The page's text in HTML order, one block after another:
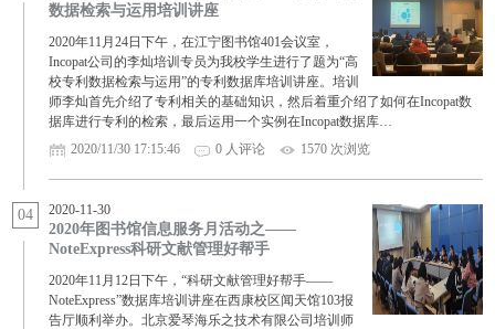
数据检索与运用培训讲座
2020年11月24日下午，在江宁图书馆401会议室，
Incopat公司的李灿培训专员为我校学生进行了题为“高
校专利数据检索与运用”的专利数据库培训讲座。培训
师李灿首先介绍了专利相关的基础知识，然后着重介绍了如何在Incopat数
据库进行专利的检索，最后运用一个实例在Incopat数据库…
2020/11/30 17:15:46
0 人评论 1570 次浏览
04 2020-11-30
2020年图书馆信息服务月活动之——
NoteExpress科研文献管理好帮手
2020年11月12日下午，“科研文献管理好帮手——
NoteExpress”数据库培训讲座在西康校区闻天馆103报
告厅顺利举办。北京爱琴海乐之技术有限公司培训师